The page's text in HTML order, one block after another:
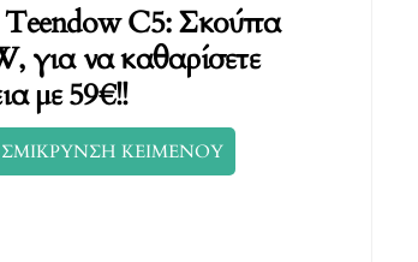
Teendow C5: Σκούπα
για να καθαρίσετε
με 59€!!
ΣΜΙΚΡΥΝΣΗ ΚΕΙΜΕΝΟΥ